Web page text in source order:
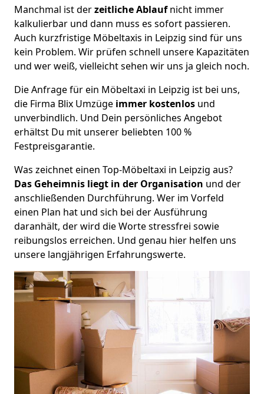
Manchmal ist derzeitliche Ablaufnicht immer
kalkulierbar und dann muss es sofort passieren.
Auch kurzfristige Möbeltaxis in Leipzig sind für uns
kein Problem. Wir prüfen schnell unsere Kapazitäten
und wer weiß, vielleicht sehen wir uns ja gleich noch.
Die Anfrage für ein Möbeltaxi in Leipzig ist bei uns,
die Firma Blix Umzüge immer kostenlos und
unverbindlich. Und Dein persönliches Angebot
erhältst Du mit unserer beliebten 100 %
Festpreisgarantie.
Was zeichnet einen Top-Möbeltaxi in Leipzig aus?
Das Geheimnis liegt in der Organisation und der
anschließenden Durchführung. Wer im Vorfeld
einen Plan hat und sich bei der Ausführung
daranhält, der wird die Worte stressfrei sowie
reibungslos erreichen. Und genau hier helfen uns
unsere langjährigen Erfahrungswerte.